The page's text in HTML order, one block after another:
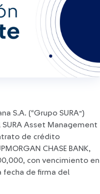
S.A. (“Grupo SURA”)
Asset Management
de crédito
CHASE BANK,
con vencimiento en
fecha de firma del